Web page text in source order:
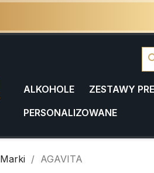
ALKOHOLE ZESTAWY
PERSONALIZOWANE
Marki AGAVITA